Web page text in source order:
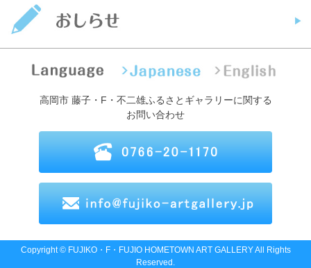
高岡市 藤子・F・不二雄ふるさとギャラリーに関する
お問い合わせ
Copyright © FUJIKO・F・FUJIO HOMETOWN ART GALLERY All Rights
Reserved.